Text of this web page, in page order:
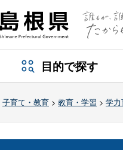
目的で探す
子育て・教育 > 教育・学習 > 学